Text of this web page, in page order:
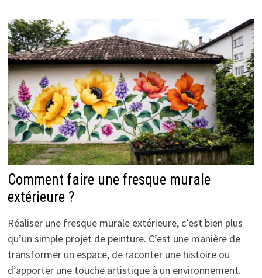
Comment faire une fresque murale
extérieure ?
Réaliser une fresque murale extérieure, c’est bien plus
qu’un simple projet de peinture. C’est une manière de
transformer un espace, de raconter une histoire ou
d’apporter une touche artistique à un environnement.